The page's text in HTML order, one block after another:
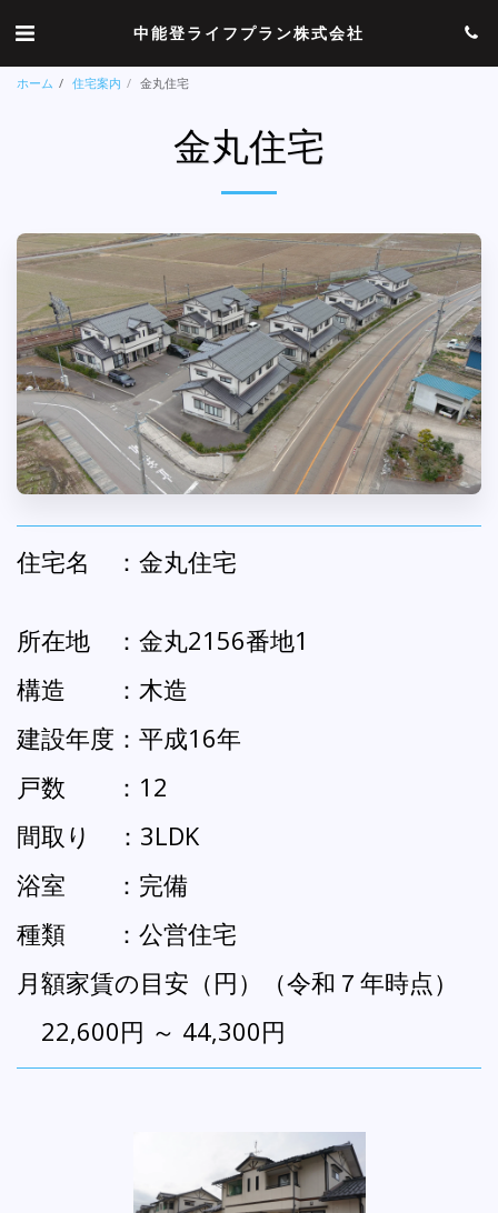
中能登ライフプラン株式会社
ホーム 住宅案内 金丸住宅
金丸住宅
住宅名 ：金丸住宅
所在地 ：金丸2156番地1
構造 ：木造
建設年度：平成16年
戸数 ：12
間取り ：3LDK
浴室 ：完備
種類 ：公営住宅
月額家賃の目安（円）（令和７年時点）
22,600円 ～ 44,300円